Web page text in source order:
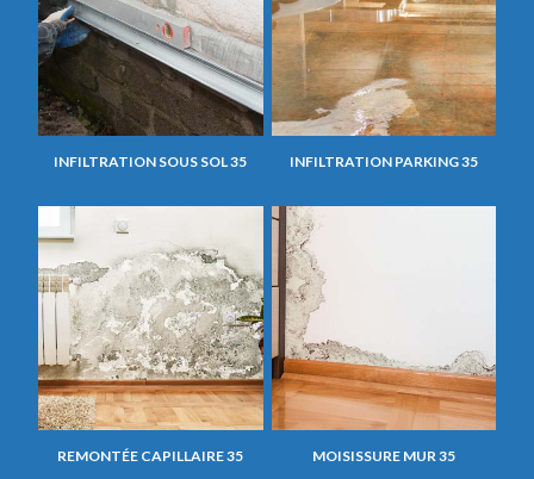
INFILTRATION SOUS SOL 35 INFILTRATION PARKING 35
REMONTÉE CAPILLAIRE 35 MOISISSURE MUR 35